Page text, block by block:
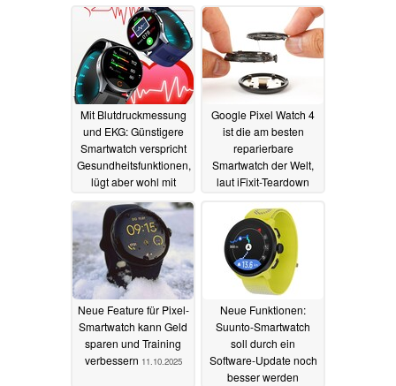
Mit Blutdruckmessung
und EKG: Günstigere
Smartwatch verspricht
Gesundheitsfunktionen,
lügt aber wohl mit
Blutzuckermessung
23.11.2025
Google Pixel Watch 4
ist die am besten
reparierbare
Smartwatch der Welt,
laut iFixit-Teardown
Neue Feature für Pixel-
Smartwatch kann Geld
sparen und Training
verbessern 11.10.2025
Neue Funktionen:
Suunto-Smartwatch
soll durch ein
Software-Update noch
besser werden